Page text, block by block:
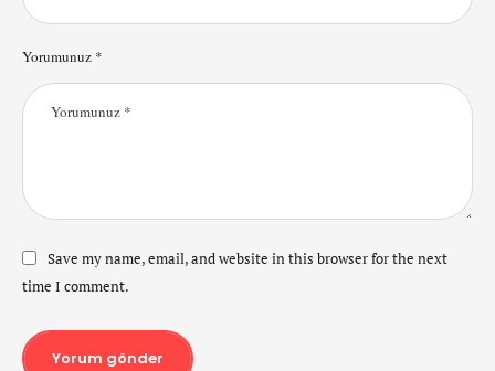
Yorumunuz *
Save my name, email, and website in this browser for the next
time I comment.
Yorum gönder